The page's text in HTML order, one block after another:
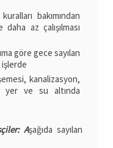
bakımından
az çalışılması
göre gece sayılan
kanalizasyon,
yer ve su altında
Aşağıda sayılan